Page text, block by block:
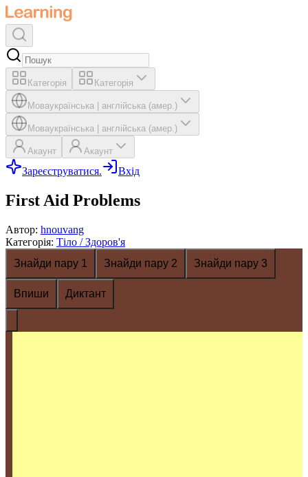
Категорія Категорія
Моваукраїнська англійська (амер.)
Моваукраїнська англійська (амер.)
Акаунт Акаунт
Зареєструватися. Вхід
First Aid Problems
Автор: hnouvang
Категорія: Тіло / Здоров'я
Знайди пару 1
Знайди пару 2 Знайди пару 3
Впиши Диктант